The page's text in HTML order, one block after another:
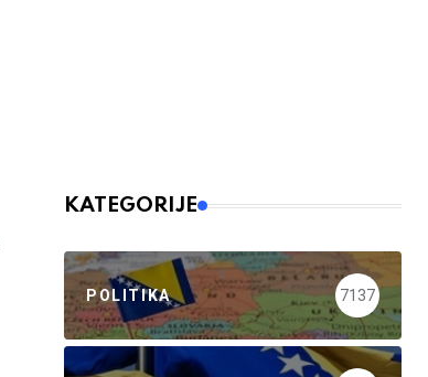
KATEGORIJE
POLITIKA 7137